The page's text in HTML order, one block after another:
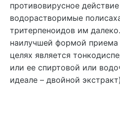
противовирусное
водорастворимые
тритерпеноидов им
наилучшей формой приема
целях является
или ее спиртовой или
идеале – двойной